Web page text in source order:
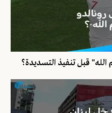
قبل تنفيذ التسديدة؟